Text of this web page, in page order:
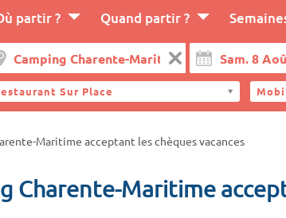
partir ? Quand partir ?
Sur Place
Maritime acceptant les chèques vacances
Charente-Maritime